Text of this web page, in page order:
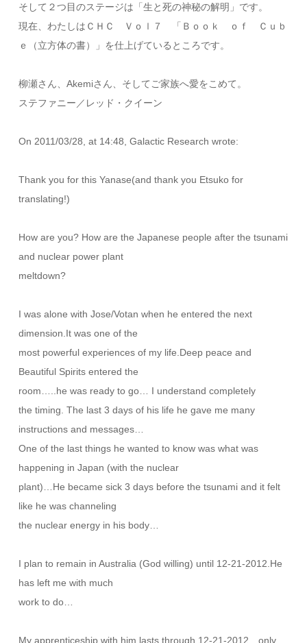
そして２つ目のステージは「生と死の神秘の解明」です。
現在、わたしはＣＨＣ Ｖｏｌ７ 「Ｂｏｏｋ ｏｆ Ｃｕｂ
ｅ（立方体の書）」を仕上げているところです。
柳瀬さん、Akemiさん、そしてご家族へ愛をこめて。
ステファニー／レッド・クイーン
On 2011/03/28, at 14:48, Galactic Research wrote:
Thank you for this Yanase(and thank you Etsuko for
translating!)
How are you? How are the Japanese people after the tsunami
and nuclear power plant
meltdown?
I was alone with Jose/Votan when he entered the next
dimension.It was one of the
most powerful experiences of my life.Deep peace and
Beautiful Spirits entered the
room…..he was ready to go… I understand completely
the timing. The last 3 days of his life he gave me many
instructions and messages…
One of the last things he wanted to know was what was
happening in Japan (with the nuclear
plant)…He became sick 3 days before the tsunami and it felt
like he was channeling
the nuclear energy in his body…
I plan to remain in Australia (God willing) until 12-21-2012.He
has left me with much
work to do…
My apprenticeship with him lasts through 12-21-2012…only